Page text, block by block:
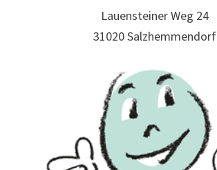
Lauensteiner Weg 24
31020 Salzhemmendorf